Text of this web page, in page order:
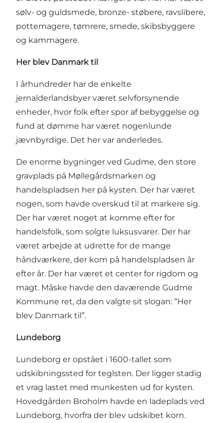
sølv- og guldsmede, bronze- støbere, ravslibere,
pottemagere, tømrere, smede, skibsbyggere
og kammagere.
Her blev Danmark til
I århundreder har de enkelte
jernalderlandsbyer været selvforsynende
enheder, hvor folk efter spor af bebyggelse og
fund at dømme har været nogenlunde
jævnbyrdige. Det her var anderledes.
De enorme bygninger ved Gudme, den store
gravplads på Møllegårdsmarken og
handelspladsen her på kysten. Der har været
nogen, som havde overskud til at markere sig.
Der har været noget at komme efter for
handelsfolk, som solgte luksusvarer. Der har
været arbejde at udrette for de mange
håndværkere, der kom på handelspladsen år
efter år. Der har været et center for rigdom og
magt. Måske havde den daværende Gudme
Kommune ret, da den valgte sit slogan: ”Her
blev Danmark til”.
Lundeborg
Lundeborg er opstået i 1600-tallet som
udskibningssted for teglsten. Der ligger stadig
et vrag lastet med munkesten ud for kysten.
Hovedgården Broholm havde en ladeplads ved
Lundeborg, hvorfra der blev udskibet korn.